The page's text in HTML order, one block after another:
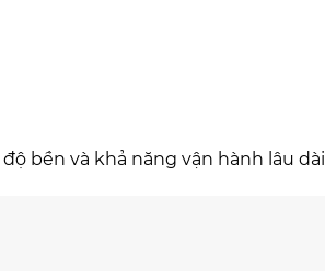
bền và khả năng vận hành lâu